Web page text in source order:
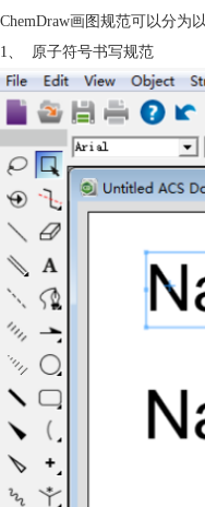
ChemDraw画图规范可以分为
1、 原子符号书写规范